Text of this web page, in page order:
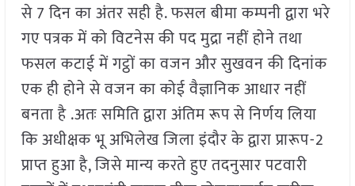
से 7 दिन का अंतर सही है. फसल बीमा कम्पनी द्वारा भरे
गए पत्रक में को विटनेस की पद मुद्रा नहीं होने तथा
फसल कटाई में गट्ठों का वजन और सुखवन की दिनांक
एक ही होने से वजन का कोई वैज्ञानिक आधार नहीं
बनता है .अतः समिति द्वारा अंतिम रूप से निर्णय लिया
कि अधीक्षक भू अभिलेख जिला इंदौर के द्वारा प्रारूप-2
प्राप्त हुआ है, जिसे मान्य करते हुए तदनुसार पटवारी